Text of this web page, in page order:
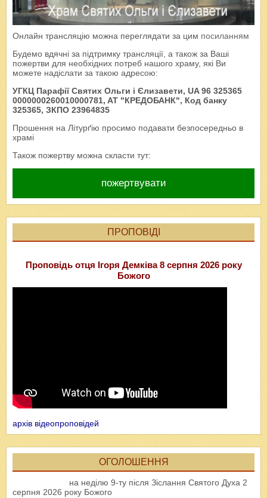
Онлайн трансляцію можна переглядати за цим посиланням
Будемо вдячні за підтримку трансляції, а також за Ваші
пожертви для необхідних потреб нашого храму, які Ви
можете надіслати за такою адресою:
УГКЦ Парафії Святих Ольги і Єлизавети, UA 96 325365
0000000260010000781, AT "КРЕДОБАНК", Код банку
325365, ЗКПО 23964835
Прошення на Літурґію просимо подавати безпосередньо в
храмі
Також пожертву можна скласти тут:
пожертвувати
ПРОПОВІДІ
Проповідь отця Ігоря Демківа 8 серпня 2026 року
Божого
архів відеопроповідей
ОГОЛОШЕННЯ
на неділю 9-ту після Зіслання Святого Духа 2
серпня 2026 року Божого